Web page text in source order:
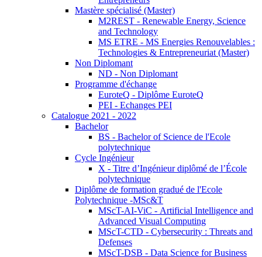
Mastère spécialisé (Master)
M2REST - Renewable Energy, Science
and Technology
MS ETRE - MS Energies Renouvelables :
Technologies & Entrepreneuriat (Master)
Non Diplomant
ND - Non Diplomant
Programme d'échange
EuroteQ - Diplôme EuroteQ
PEI - Echanges PEI
Catalogue 2021 - 2022
Bachelor
BS - Bachelor of Science de l'Ecole
polytechnique
Cycle Ingénieur
X - Titre d’Ingénieur diplômé de l’École
polytechnique
Diplôme de formation gradué de l'Ecole
Polytechnique -MSc&T
MScT-AI-ViC - Artificial Intelligence and
Advanced Visual Computing
MScT-CTD - Cybersecurity : Threats and
Defenses
MScT-DSB - Data Science for Business